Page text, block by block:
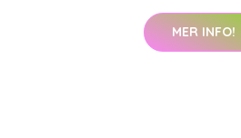
MER INFO!